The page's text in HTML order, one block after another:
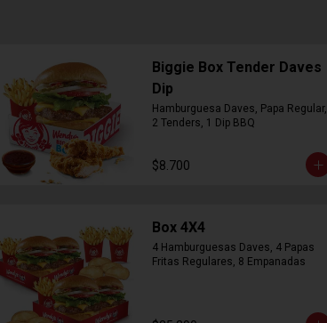
Biggie Box Tender Daves
Dip
Hamburguesa Daves, Papa Regular,
2 Tenders, 1 Dip BBQ
$8.700
Box 4X4
4 Hamburguesas Daves, 4 Papas
Fritas Regulares, 8 Empanadas